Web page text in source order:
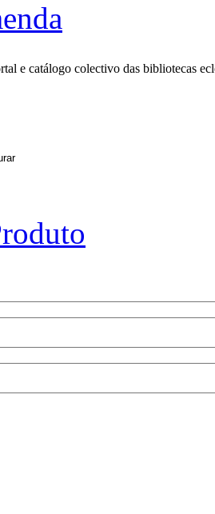
e catálogo colectivo das bibliotecas